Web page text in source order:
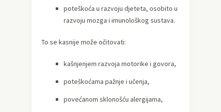
poteškoća u razvoju djeteta, osobito u
razvoju mozga i imunološkog sustava.
To se kasnije može očitovati:
kašnjenjem razvoja motorike i govora,
poteškoćama pažnje i učenja,
povećanom sklonošću alergijama,